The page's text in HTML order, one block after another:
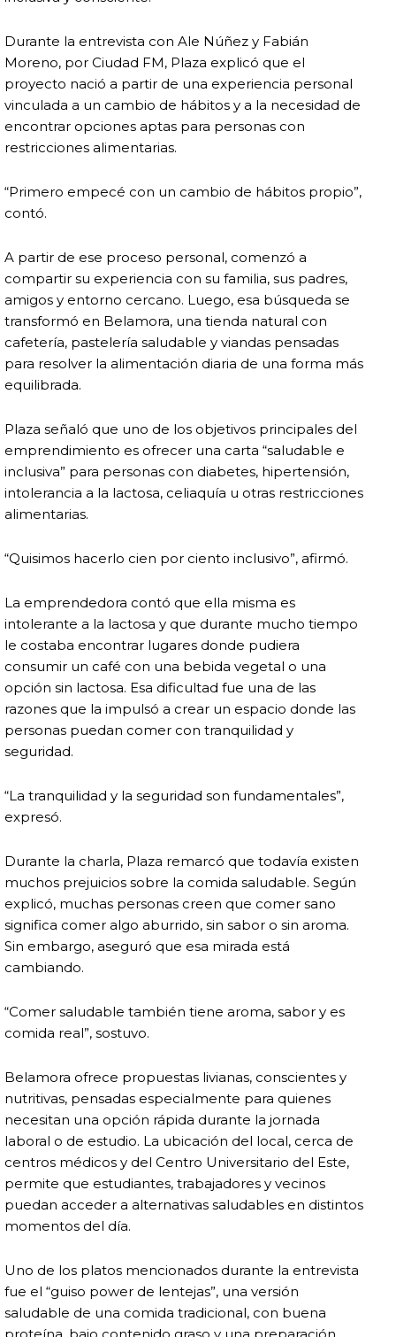
Durante la entrevista con Ale Núñez y Fabián
Moreno, por Ciudad FM, Plaza explicó que el
proyecto nació a partir de una experiencia personal
vinculada a un cambio de hábitos y a la necesidad de
encontrar opciones aptas para personas con
restricciones alimentarias.
“Primero empecé con un cambio de hábitos propio”,
contó.
A partir de ese proceso personal, comenzó a
compartir su experiencia con su familia, sus padres,
amigos y entorno cercano. Luego, esa búsqueda se
transformó en Belamora, una tienda natural con
cafetería, pastelería saludable y viandas pensadas
para resolver la alimentación diaria de una forma más
equilibrada.
Plaza señaló que uno de los objetivos principales del
emprendimiento es ofrecer una carta “saludable e
inclusiva” para personas con diabetes, hipertensión,
intolerancia a la lactosa, celiaquía u otras restricciones
alimentarias.
“Quisimos hacerlo cien por ciento inclusivo”, afirmó.
La emprendedora contó que ella misma es
intolerante a la lactosa y que durante mucho tiempo
le costaba encontrar lugares donde pudiera
consumir un café con una bebida vegetal o una
opción sin lactosa. Esa dificultad fue una de las
razones que la impulsó a crear un espacio donde las
personas puedan comer con tranquilidad y
seguridad.
“La tranquilidad y la seguridad son fundamentales”,
expresó.
Durante la charla, Plaza remarcó que todavía existen
muchos prejuicios sobre la comida saludable. Según
explicó, muchas personas creen que comer sano
significa comer algo aburrido, sin sabor o sin aroma.
Sin embargo, aseguró que esa mirada está
cambiando.
“Comer saludable también tiene aroma, sabor y es
comida real”, sostuvo.
Belamora ofrece propuestas livianas, conscientes y
nutritivas, pensadas especialmente para quienes
necesitan una opción rápida durante la jornada
laboral o de estudio. La ubicación del local, cerca de
centros médicos y del Centro Universitario del Este,
permite que estudiantes, trabajadores y vecinos
puedan acceder a alternativas saludables en distintos
momentos del día.
Uno de los platos mencionados durante la entrevista
fue el “guiso power de lentejas”, una versión
saludable de una comida tradicional, con buena